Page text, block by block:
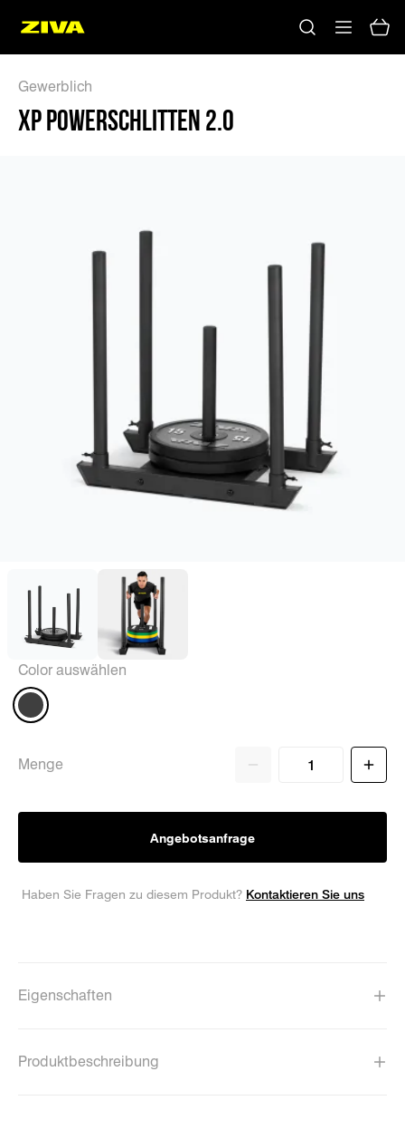
Gewerblich
XP POWERSCHLITTEN 2.0
Color auswählen
Menge
Angebotsanfrage
Haben Sie Fragen zu diesem Produkt? Kontaktieren Sie uns
Eigenschaften
Produktbeschreibung